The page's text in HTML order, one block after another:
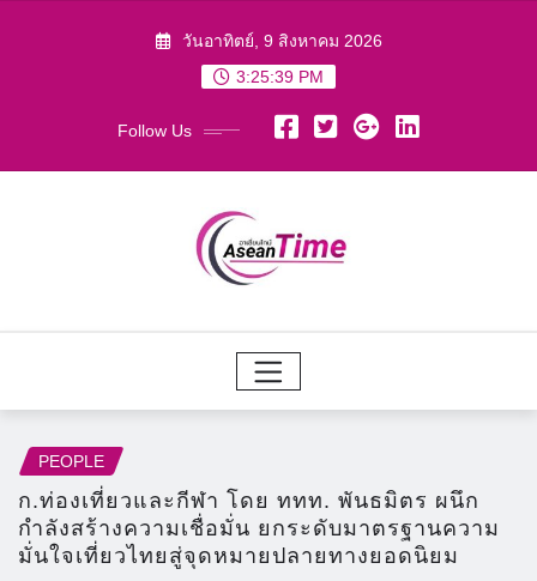
วันอาทิตย์, 9 สิงหาคม 2026
3:25:41 PM
Follow Us
PEOPLE
ก.ท่องเที่ยวและกีฬา โดย ททท. พันธมิตร ผนึก
กำลังสร้างความเชื่อมั่น ยกระดับมาตรฐานความ
มั่นใจเที่ยวไทยสู่จุดหมายปลายทางยอดนิยม